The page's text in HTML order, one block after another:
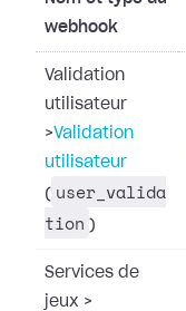
webhook
Validation
utilisateur
>Validation
utilisateur
( user_valida
tion )
Services de
jeux >